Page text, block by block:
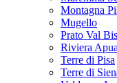
Montagna
Mugello
Prato Val
Riviera
Terre di Pisa
Terre di